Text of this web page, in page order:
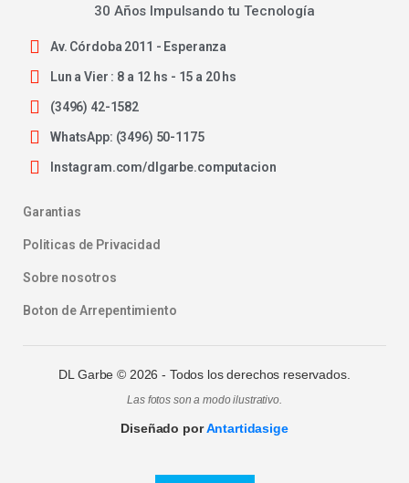
30 Años Impulsando tu Tecnología
Av. Córdoba 2011 - Esperanza
Lun a Vier : 8 a 12 hs - 15 a 20 hs
(3496) 42-1582
WhatsApp: (3496) 50-1175
Instagram.com/dlgarbe.computacion
Garantias
Politicas de Privacidad
Sobre nosotros
Boton de Arrepentimiento
DL Garbe © 2026 - Todos los derechos reservados.
Las fotos son a modo ilustrativo.
Diseñado porAntartidasige